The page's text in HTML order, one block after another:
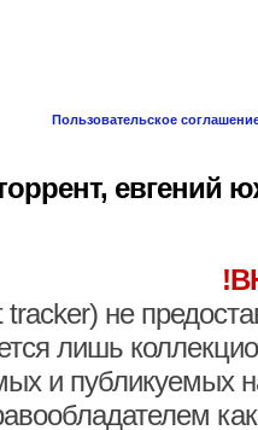
Пользовательское
евгений
не
лишь
и публикуемых